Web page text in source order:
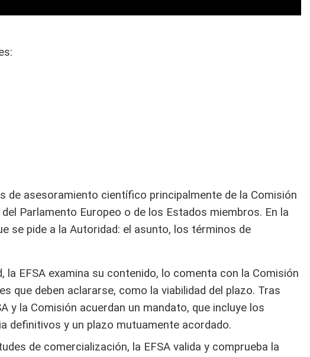
de asesoramiento científico principalmente de la Comisión
Parlamento Europeo o de los Estados miembros. En la
se pide a la Autoridad: el asunto, los términos de
la EFSA examina su contenido, lo comenta con la Comisión
que deben aclararse, como la viabilidad del plazo. Tras
y la Comisión acuerdan un mandato, que incluye los
definitivos y un plazo mutuamente acordado.
de comercialización, la EFSA valida y comprueba la